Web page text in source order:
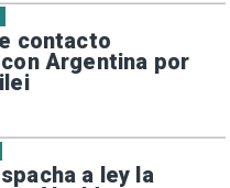
contacto
Argentina por
a ley la